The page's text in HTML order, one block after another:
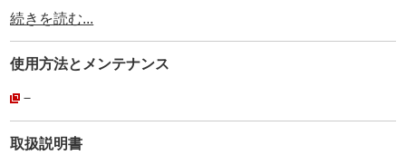
使用されています。
その為、耐久性、品質は折り紙付きです。
弊社が【工具の設計を合わせているメーカー】ですので、
【打棒と金具が合わないトラブル】がありません。
安心してご利用頂けます。
弊社販売品は【CROWN】の【正規品】です。
続きを読む...
使用方法と メンテナンス
－
取扱説明書